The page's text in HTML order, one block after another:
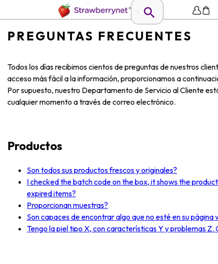
PREGUNTAS FRECUENTES
Todos los días recibimos cientos de preguntas de nuestros
acceso más fácil a la información, proporcionamos a
Por supuesto, nuestro Departamento de Servicio al Cliente
cualquier momento a través de correo electrónico.
Productos
Son todos sus productos frescos y originales?
I checked the batch code on the box, it shows the
expired items?
Proporcionan muestras?
Son capaces de encontrar algo que no esté en su página
Tengo la piel tipo X, con características Y y problemas